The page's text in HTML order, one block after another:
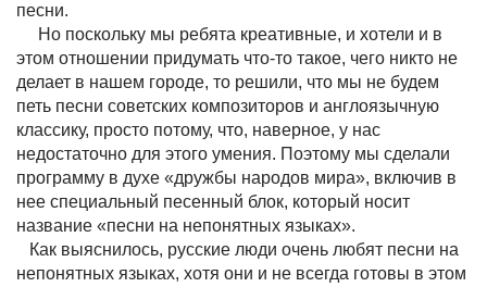
песни.
Но поскольку мы ребята креативные, и хотели и в
этом отношении придумать что-то такое, чего никто не
делает в нашем городе, то решили, что мы не будем
петь песни советских композиторов и англоязычную
классику, просто потому, что, наверное, у нас
недостаточно для этого умения. Поэтому мы сделали
программу в духе «дружбы народов мира», включив в
нее специальный песенный блок, который носит
название «песни на непонятных языках».
Как выяснилось, русские люди очень любят песни на
непонятных языках, хотя они и не всегда готовы в этом